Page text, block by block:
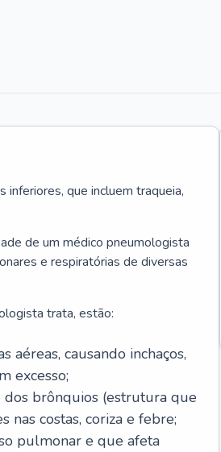
inferiores, que incluem traqueia,
de um médico pneumologista
e respiratórias de diversas
trata, estão:
aéreas, causando inchaços,
excesso;
brônquios (estrutura que
nas costas, coriza e febre;
pulmonar e que afeta